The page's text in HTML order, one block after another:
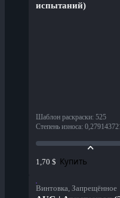
испытаний)
Шаблон раскраски: 525
Степень износа:
1,70 $ Купить
Винтовка, Запрещённое